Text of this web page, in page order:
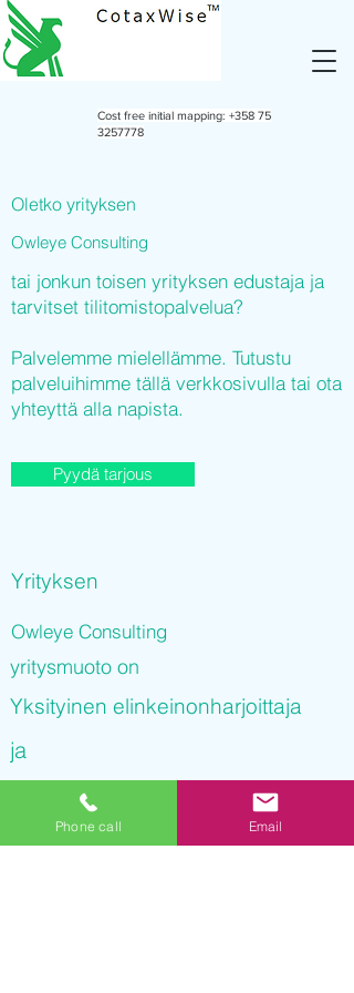
Cost free initial mapping: +358 75
3257778
Oletko yrityksen
Owleye Consulting
tai jonkun toisen yrityksen edustaja ja
tarvitset tilitomistopalvelua?
Palvelemme mielellämme. Tutustu
palveluihimme tällä verkkosivulla tai ota
yhteyttä alla napista.
Pyydä tarjous
Yrityksen
Owleye Consulting
yritysmuoto on
Yksityinen elinkeinonharjoittaja
ja
Owleye Consulting
on rekisteröity kaupparekisteriin
Phone call Email